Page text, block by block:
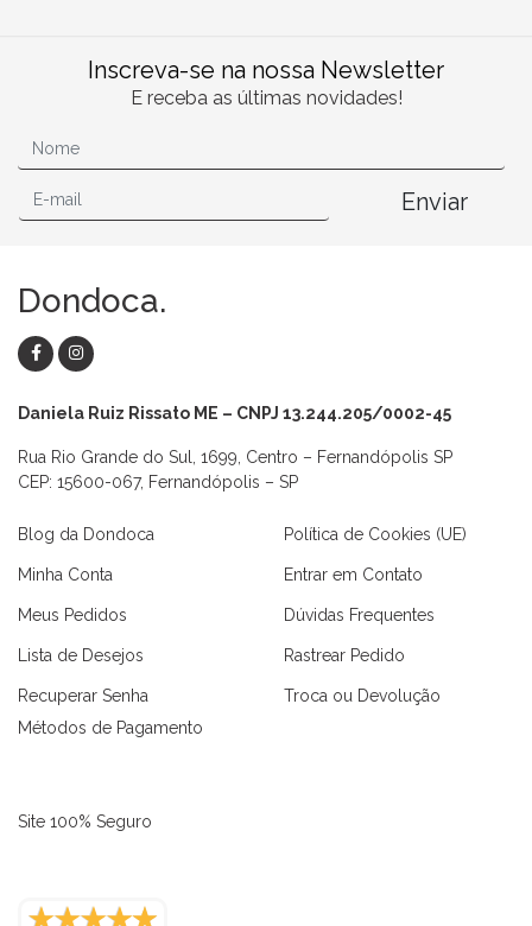
Inscreva-se na nossa Newsletter
E receba as últimas novidades!
Enviar
Dondoca.
Daniela Ruiz Rissato ME – CNPJ 13.244.205/0002-45
Rua Rio Grande do Sul, 1699, Centro – Fernandópolis SP
CEP: 15600-067, Fernandópolis – SP
Blog da Dondoca
Minha Conta
Meus Pedidos
Lista de Desejos
Recuperar Senha
Política de Cookies (UE)
Entrar em Contato
Dúvidas Frequentes
Rastrear Pedido
Troca ou Devolução
Métodos de Pagamento
Site 100% Seguro